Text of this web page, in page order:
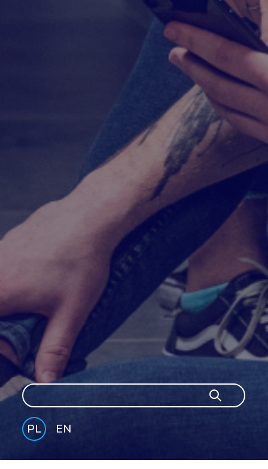
Szukaj
Szukaj
PL
EN
SH